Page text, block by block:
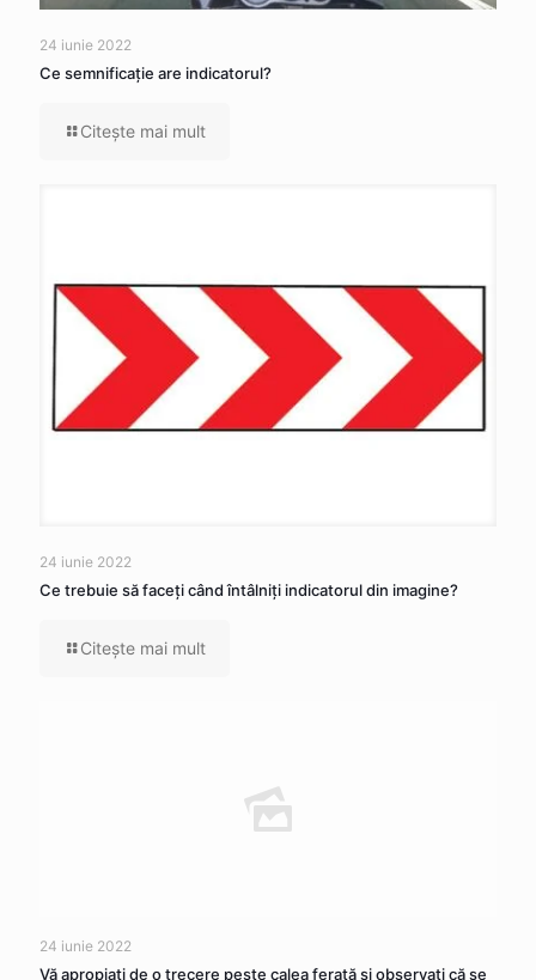
24 iunie 2022
Ce semnificaţie are indicatorul?
Citeşte mai mult
24 iunie 2022
Ce trebuie să faceţi când întâlniţi indicatorul din imagine?
Citeşte mai mult
24 iunie 2022
Vă apropiaţi de o trecere peste calea ferată şi observaţi că se